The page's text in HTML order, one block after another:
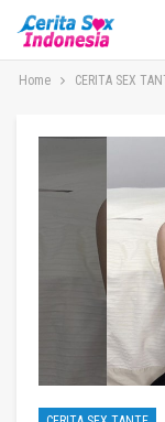
Home CERITA SEX